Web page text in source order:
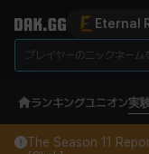
Eternal
ランキングユニオン実
The Season 11